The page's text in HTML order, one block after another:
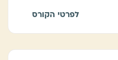
לפרטי הקורס